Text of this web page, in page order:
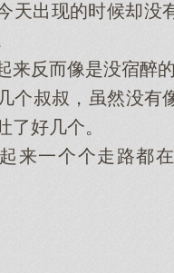
出现的时候却没
反而像是没宿醉的
叔叔，虽然没有
了好几‌个。
一个个走路都在